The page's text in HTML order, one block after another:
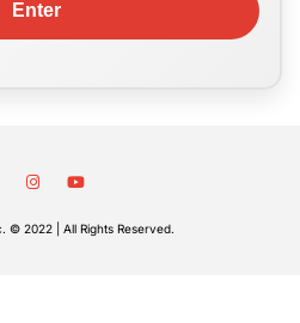
© 2022 | All Rights Reserved.